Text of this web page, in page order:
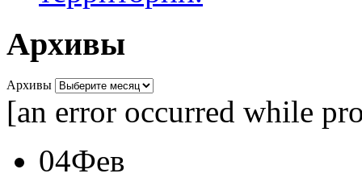
Архивы
Архивы
[an error occurred while
04Фев